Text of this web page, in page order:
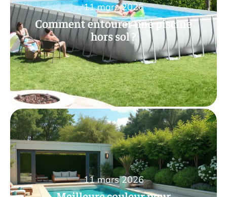
Comment entourer une piscine
hors sol ?
11 mars 2026
11 mars 2026